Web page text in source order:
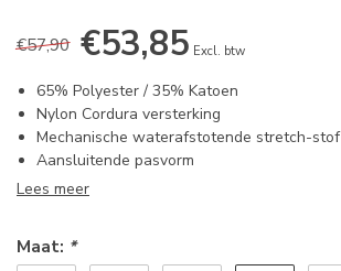
€57,90 €53,85 Excl. btw
65% Polyester / 35% Katoen
Nylon Cordura versterking
Mechanische waterafstotende stretch-stof
Aansluitende pasvorm
Lees meer
Maat: *